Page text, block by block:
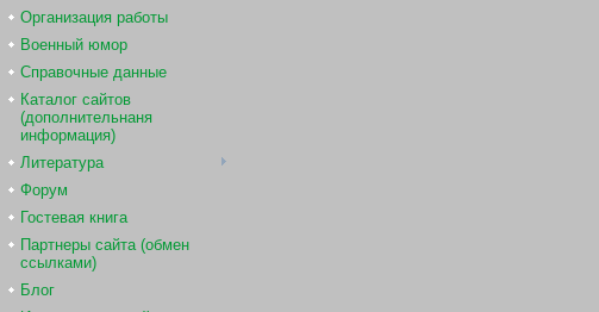
Организация работы
Военный юмор
Справочные данные
Каталог сайтов
(дополнительнаня
информация)
Литература
Форум
Гостевая книга
Партнеры сайта (обмен
ссылками)
Блог